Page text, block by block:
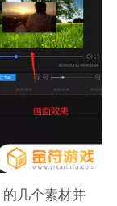
几个素材并